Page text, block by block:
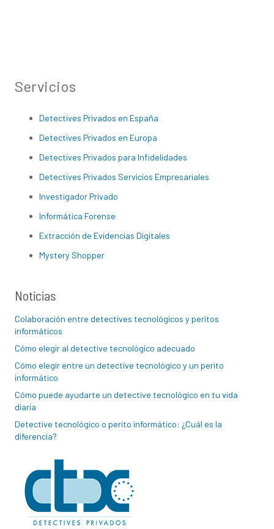
Servicios
Detectives Privados en España
Detectives Privados en Europa
Detectives Privados para Infidelidades
Detectives Privados Servicios Empresariales
Investigador Privado
Informática Forense
Extracción de Evidencias Digitales
Mystery Shopper
Noticias
Colaboración entre detectives tecnológicos y peritos
informáticos
Cómo elegir al detective tecnológico adecuado
Cómo elegir entre un detective tecnológico y un perito
informático
Cómo puede ayudarte un detective tecnológico en tu vida
diaria
Detective tecnológico o perito informático: ¿Cuál es la
diferencia?